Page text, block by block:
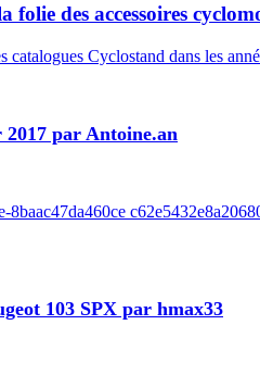
folie des accessoires
Cyclostand dans les
par Antoine.an
103 SPX par hmax33